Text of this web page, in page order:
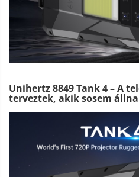
Unihertz 8849 Tank 4 – A
terveztek, akik sosem